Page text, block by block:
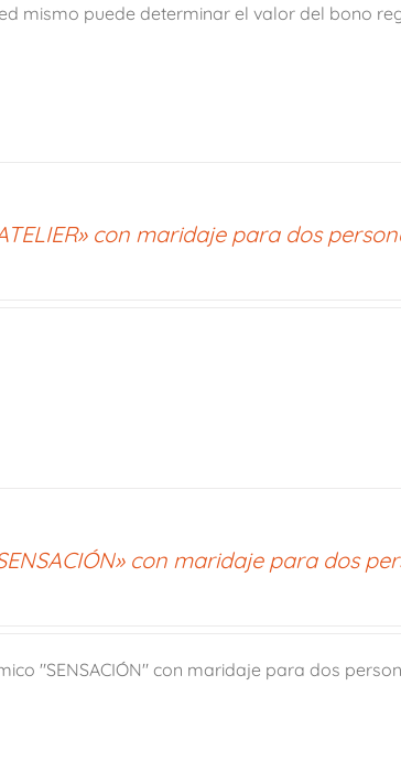
mismo puede determinar el valor del bono
con maridaje para dos
con maridaje para dos
"SENSACIÓN" con maridaje para dos